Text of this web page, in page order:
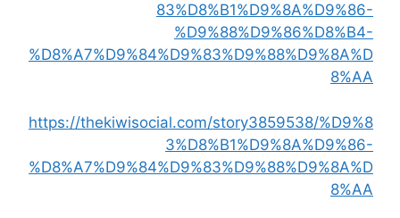
83%D8%B1%D9%8A%D9%86-
%D9%88%D9%86%D8%B4-
%D8%A7%D9%84%D9%83%D9%88%D9%8A%D
8%AA
https://thekiwisocial.com/story3859538/%D9%8
3%D8%B1%D9%8A%D9%86-
%D8%A7%D9%84%D9%83%D9%88%D9%8A%D
8%AA